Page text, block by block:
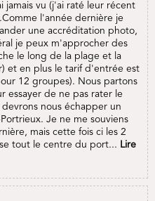
vu (j'ai raté leur récent
l'année dernière je
une accréditation photo,
je peux m'approcher des
le long de la plage et la
et en plus le tarif d'entrée est
12 groupes). Nous partons
essayer de ne pas rater le
nous échapper un
Je ne me souviens
mais cette fois ci les 2
tout le centre du port... Lire